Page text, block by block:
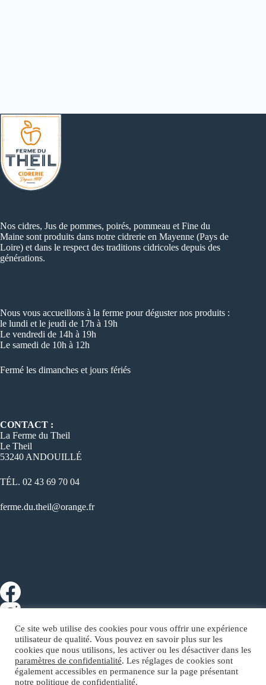
Nos cidres, Jus de pommes, poirés, pommeau et Fine du
Maine sont produits dans notre cidrerie en Mayenne (Pays de
Loire) et dans le respect des traditions cidricoles depuis des
générations.
Nous vous accueillons à la ferme pour déguster nos produits :
le lundi et le jeudi de 17h à 19h
Le vendredi de 14h à 19h
Le samedi de 10h à 12h
Fermé les dimanches et jours fériés
CONTACT :
La Ferme du Theil
Le Theil
53240 ANDOUILLÉ
TÉL. 02 43 69 70 04
ferme.du.theil@orange.fr
Copyright © 2023 La Ferme du Theil - Conception :
Ce site web utilise des cookies pour vous offrir une expérience
utilisateur de qualité. Vous pouvez en savoir plus sur les
cookies que nous utilisons, les activer ou les désactiver dans les
paramètres de confidentialité. Les réglages de cookies sont
également accessibles en permanence sur la page présentant
notre politique de confidentialité.